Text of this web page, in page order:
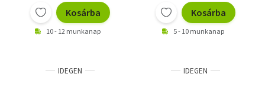
Kosárba
10 - 12 munkanap
Kosárba
5 - 10 munkanap
IDEGEN IDEGEN